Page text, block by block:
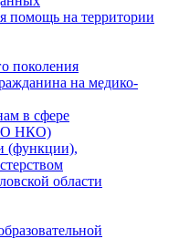
помощь на территории
поколения
на медико-
в сфере
СО НКО)
(функции),
области